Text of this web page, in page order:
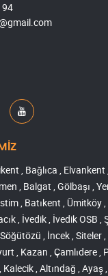
94
, Bağlıca , Elvankent
, Balgat , Gölbaşı ,
, Batıkent , Ümitköy
, İvedik , İvedik OSB
, İncek , Siteler
, Kazan , Çamlıdere ,
Kalecik , Altındağ , Ayaş